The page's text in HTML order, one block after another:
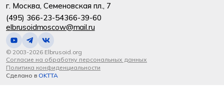
г. Москва, Семеновская пл., 7
(495) 366-23-54366-39-60
elbrusoidmoscow@mail.ru
© 2003-2026 Elbrusoid.org
Согласие на обработку персональных данных
Политика конфиденциальности
Сделано в OKTTA